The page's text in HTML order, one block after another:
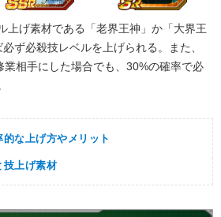
上げ素材である「老界王神」か「大界王
ず必殺技レベルを上げられる。また、
業相手にした場合でも、30%の確率で必
な上げ方やメリット
技上げ素材